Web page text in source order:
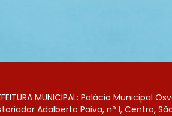
MUNICIPAL: Palácio Municipal
Adalberto Paiva, nº 1, Centro,